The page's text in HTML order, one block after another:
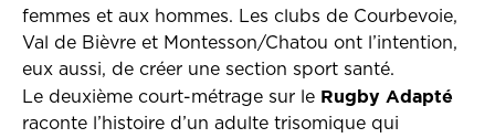
femmes et aux hommes. Les clubs de Courbevoie,
Val de Bièvre et Montesson/Chatou ont l’intention,
eux aussi, de créer une section sport santé.
Le deuxième court-métrage sur le Rugby Adapté
raconte l’histoire d’un adulte trisomique qui